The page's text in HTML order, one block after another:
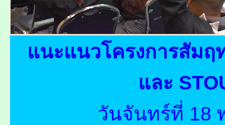
แนะแนวโครงการสัม
และ
วันจันทร์ที่ 18